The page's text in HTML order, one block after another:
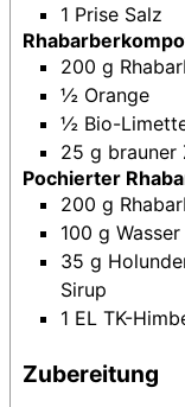
1 Prise Salz
200 g
½ Orange
½ Bio-
25 g brauner
Pochierter
200 g
100 g Wasser
35 g
Sirup
1 EL TK-
Zubereitung